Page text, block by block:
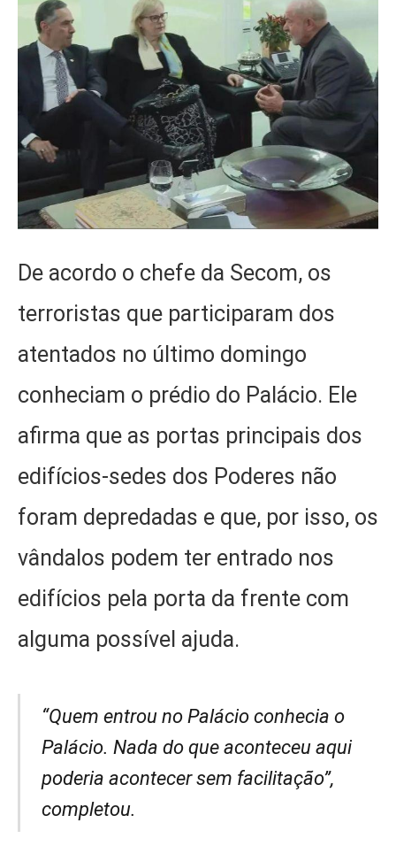
De acordo o chefe da Secom, os
terroristas que participaram dos
atentados no último domingo
conheciam o prédio do Palácio. Ele
afirma que as portas principais dos
edifícios-sedes dos Poderes não
foram depredadas e que, por isso, os
vândalos podem ter entrado nos
edifícios pela porta da frente com
alguma possível ajuda.
“Quem entrou no Palácio conhecia o
Palácio. Nada do que aconteceu aqui
poderia acontecer sem facilitação”,
completou.